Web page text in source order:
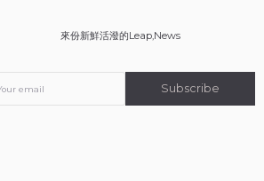
來份新鮮活潑的Leap,News
Subscribe